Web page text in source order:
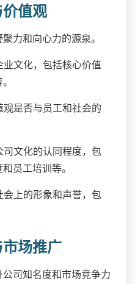
值观
力和向心力的源泉。
文化，包括核心价值
是否与员工和社会的
文化的认同程度，包
员工培训等。
上的形象和声誉，包
场推广
司知名度和市场竞争力